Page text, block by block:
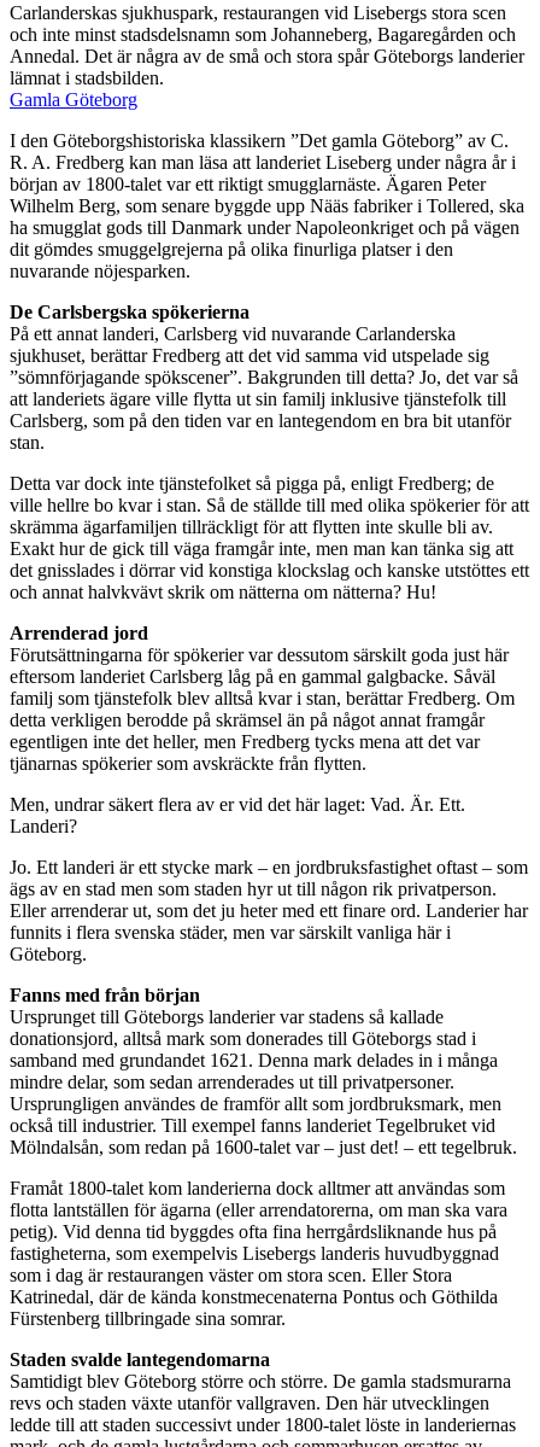
Carlanderskas sjukhuspark, restaurangen vid Lisebergs stora scen
och inte minst stadsdelsnamn som Johanneberg, Bagaregården och
Annedal. Det är några av de små och stora spår Göteborgs landerier
lämnat i stadsbilden.
Gamla Göteborg
I den Göteborgshistoriska klassikern ”Det gamla Göteborg” av C.
R. A. Fredberg kan man läsa att landeriet Liseberg under några år i
början av 1800-talet var ett riktigt smugglarnäste. Ägaren Peter
Wilhelm Berg, som senare byggde upp Nääs fabriker i Tollered, ska
ha smugglat gods till Danmark under Napoleonkriget och på vägen
dit gömdes smuggelgrejerna på olika finurliga platser i den
nuvarande nöjesparken.
De Carlsbergska spökerierna
På ett annat landeri, Carlsberg vid nuvarande Carlanderska
sjukhuset, berättar Fredberg att det vid samma vid utspelade sig
”sömnförjagande spökscener”. Bakgrunden till detta? Jo, det var så
att landeriets ägare ville flytta ut sin familj inklusive tjänstefolk till
Carlsberg, som på den tiden var en lantegendom en bra bit utanför
stan.
Detta var dock inte tjänstefolket så pigga på, enligt Fredberg; de
ville hellre bo kvar i stan. Så de ställde till med olika spökerier för att
skrämma ägarfamiljen tillräckligt för att flytten inte skulle bli av.
Exakt hur de gick till väga framgår inte, men man kan tänka sig att
det gnisslades i dörrar vid konstiga klockslag och kanske utstöttes ett
och annat halvkvävt skrik om nätterna om nätterna? Hu!
Arrenderad jord
Förutsättningarna för spökerier var dessutom särskilt goda just här
eftersom landeriet Carlsberg låg på en gammal galgbacke. Såväl
familj som tjänstefolk blev alltså kvar i stan, berättar Fredberg. Om
detta verkligen berodde på skrämsel än på något annat framgår
egentligen inte det heller, men Fredberg tycks mena att det var
tjänarnas spökerier som avskräckte från flytten.
Men, undrar säkert flera av er vid det här laget: Vad. Är. Ett.
Landeri?
Jo. Ett landeri är ett stycke mark – en jordbruksfastighet oftast – som
ägs av en stad men som staden hyr ut till någon rik privatperson.
Eller arrenderar ut, som det ju heter med ett finare ord. Landerier har
funnits i flera svenska städer, men var särskilt vanliga här i
Göteborg.
Fanns med från början
Ursprunget till Göteborgs landerier var stadens så kallade
donationsjord, alltså mark som donerades till Göteborgs stad i
samband med grundandet 1621. Denna mark delades in i många
mindre delar, som sedan arrenderades ut till privatpersoner.
Ursprungligen användes de framför allt som jordbruksmark, men
också till industrier. Till exempel fanns landeriet Tegelbruket vid
Mölndalsån, som redan på 1600-talet var – just det! – ett tegelbruk.
Framåt 1800-talet kom landerierna dock alltmer att användas som
flotta lantställen för ägarna (eller arrendatorerna, om man ska vara
petig). Vid denna tid byggdes ofta fina herrgårdsliknande hus på
fastigheterna, som exempelvis Lisebergs landeris huvudbyggnad
som i dag är restaurangen väster om stora scen. Eller Stora
Katrinedal, där de kända konstmecenaterna Pontus och Göthilda
Fürstenberg tillbringade sina somrar.
Staden svalde lantegendomarna
Samtidigt blev Göteborg större och större. De gamla stadsmurarna
revs och staden växte utanför vallgraven. Den här utvecklingen
ledde till att staden successivt under 1800-talet löste in landeriernas